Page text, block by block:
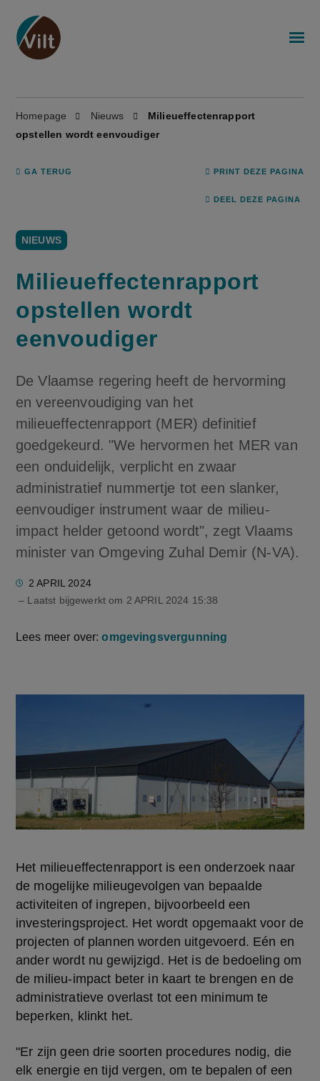
Homepage Nieuws
Milieueffectenrapport
opstellen wordt eenvoudiger
GA TERUG PRINT DEZE PAGINA
DEEL DEZE PAGINA
NIEUWS
Milieueffectenrapport
opstellen wordt
eenvoudiger
De Vlaamse regering heeft de hervorming
en vereenvoudiging van het
milieueffectenrapport (MER) definitief
goedgekeurd. "We hervormen het MER van
een onduidelijk, verplicht en zwaar
administratief nummertje tot een slanker,
eenvoudiger instrument waar de milieu-
impact helder getoond wordt", zegt Vlaams
minister van Omgeving Zuhal Demir (N-VA).
2 APRIL 2024
– Laatst bijgewerkt om 2 APRIL 2024 15:38
Lees meer over:omgevingsvergunning
Het milieueffectenrapport is een onderzoek naar
de mogelijke milieugevolgen van bepaalde
activiteiten of ingrepen, bijvoorbeeld een
investeringsproject. Het wordt opgemaakt voor de
projecten of plannen worden uitgevoerd. Eén en
ander wordt nu gewijzigd. Het is de bedoeling om
de milieu-impact beter in kaart te brengen en de
administratieve overlast tot een minimum te
beperken, klinkt het.
"Er zijn geen drie soorten procedures nodig, die
elk energie en tijd vergen, om te bepalen of een